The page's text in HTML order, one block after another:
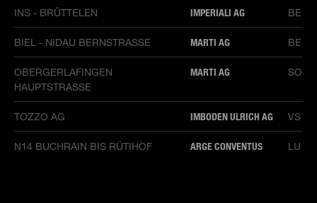
INS - BRÜTTELEN IMPERIALI AG BE
BIEL - NIDAU BERNSTRASSE MARTI AG BE
OBERGERLAFINGEN
HAUPTSTRASSE
MARTI AG SO
TOZZO AG IMBODEN ULRICH AG VS
N14 BUCHRAIN BIS RÜTIHOF ARGE CONVENTUS LU